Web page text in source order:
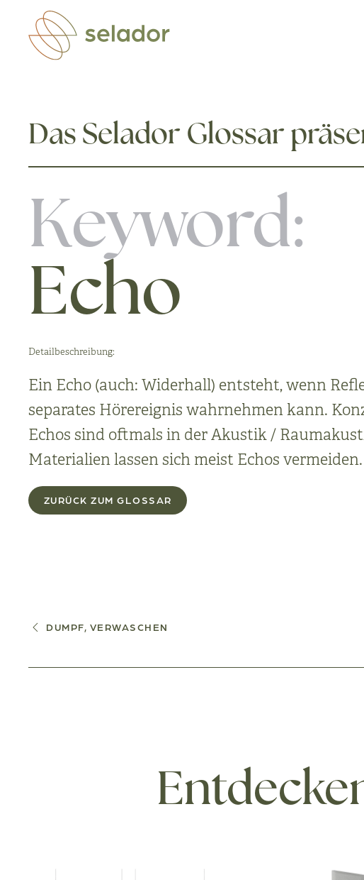
Zum Hauptinhalt springen
Das Selador Glossar
Keyword:
Echo
Detailbeschreibung:
Ein Echo (auch: Widerhall) entsteht, wenn
separates Hörereignis wahrnehmen kann.
Echos sind oftmals in der Akustik /
Materialien lassen sich meist Echos vermeiden.
ZURÜCK ZUM GLOSSAR
DUMPF, VERWASCHEN